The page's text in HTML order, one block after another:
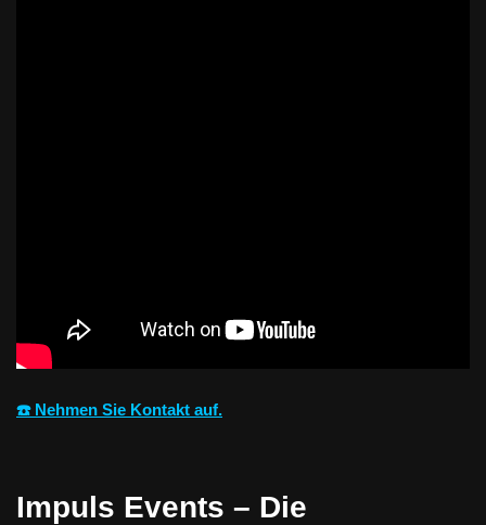
☎️ Nehmen Sie Kontakt auf.
Impuls Events – Die